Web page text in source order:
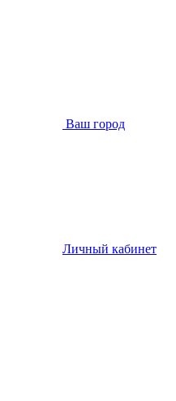
Ваш город
Личный кабинет